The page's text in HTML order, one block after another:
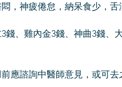
，神疲倦怠，納呆食少，
錢、雞內金3錢、神曲3錢、
應諮詢中醫師意見，或可去